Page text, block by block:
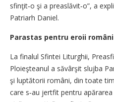
sfinţit‑o şi a preaslăvit‑o”, a
Patriarh Daniel.
Parastas pentru eroii români
La finalul Sfintei Liturghii,
Ploieşteanul a săvârşit slujba
şi luptătorii români, din toate
care s‑au jertfit pentru